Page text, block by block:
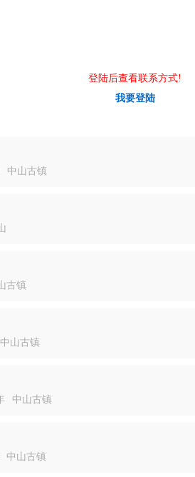
登陆后查看联系方式!
我要登陆
中山古镇
古镇
中山古镇
中山古镇
中山古镇